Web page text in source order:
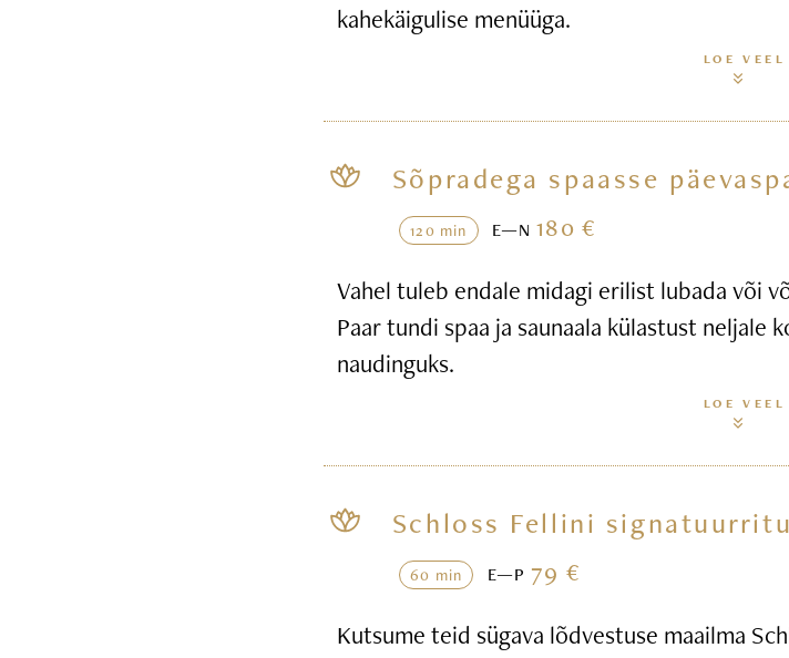
kahekäigulise menüüga.
LOE VEEL
Sõpradega spaasse
120 min E—N180 €
Vahel tuleb endale midagi erilist lubada või
Paar tundi spaa ja saunaala külastust neljale
naudinguks.
LOE VEEL
Schloss Fellini
60 min E—P 79 €
Kutsume teid sügava lõdvestuse maailma